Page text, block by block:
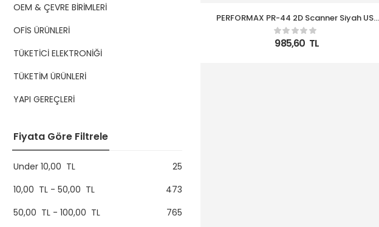
OEM & ÇEVRE BİRİMLERİ
OFİS ÜRÜNLERİ
TÜKETİCİ ELEKTRONİĞİ
TÜKETİM ÜRÜNLERİ
YAPI GEREÇLERİ
Fiyata Göre Filtrele
Under 10,00 TL
25
10,00 TL - 50,00 TL
473
50,00 TL - 100,00 TL
765
PERFORMAX PR-44 2D Scanner Siyah USB
Barkod Okuyucu (Ayak Dahil)
985,60 TL